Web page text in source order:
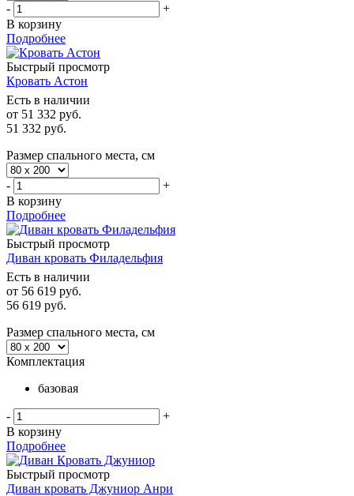
-
+
В корзину
Подробнее
Быстрый просмотр
Кровать Астон
Есть в наличии
от 51 332 руб.
51 332 руб.
Размер спального места, см
-
+
В корзину
Подробнее
Быстрый просмотр
Диван кровать Филадельфия
Есть в наличии
от 56 619 руб.
56 619 руб.
Размер спального места, см
Комплектация
базовая
-
+
В корзину
Подробнее
Быстрый просмотр
Диван кровать Джуниор Анри